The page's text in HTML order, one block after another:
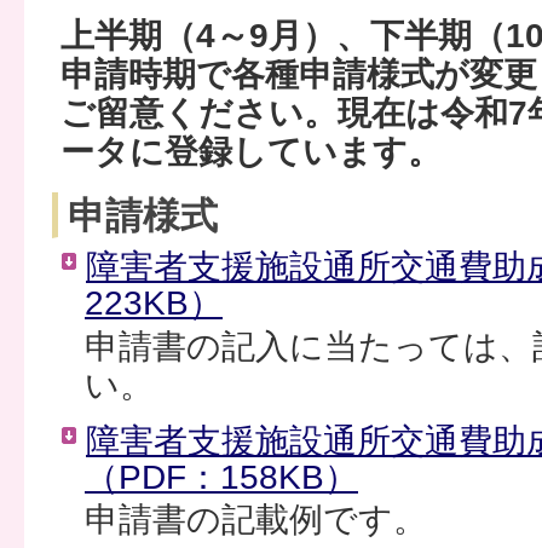
上半期（4～9月）、下半期（
申請時期で各種申請様式が変
ご留意ください。現在は令和
ータに登録しています。
申請様式
障害者支援施設通所交通費
223KB）
申請書の記入に当たっては
い。
障害者支援施設通所交通費助
（PDF：158KB）
申請書の記載例です。